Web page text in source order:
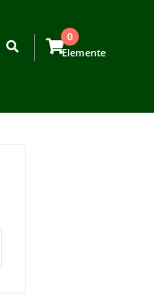
0
Elemente